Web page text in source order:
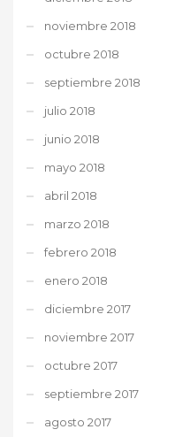
noviembre 2018
octubre 2018
septiembre 2018
julio 2018
junio 2018
mayo 2018
abril 2018
marzo 2018
febrero 2018
enero 2018
diciembre 2017
noviembre 2017
octubre 2017
septiembre 2017
agosto 2017